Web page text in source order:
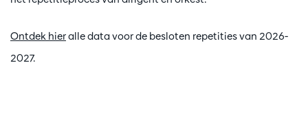
Ontdek hieralle data voor de besloten repetities van 2026-
2027.